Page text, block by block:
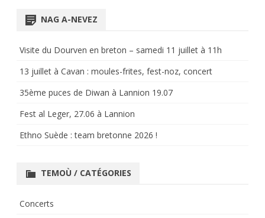
NAG A-NEVEZ
Visite du Dourven en breton – samedi 11 juillet à 11h
13 juillet à Cavan : moules-frites, fest-noz, concert
35ème puces de Diwan à Lannion 19.07
Fest al Leger, 27.06 à Lannion
Ethno Suède : team bretonne 2026 !
TEMOÙ / CATÉGORIES
Concerts